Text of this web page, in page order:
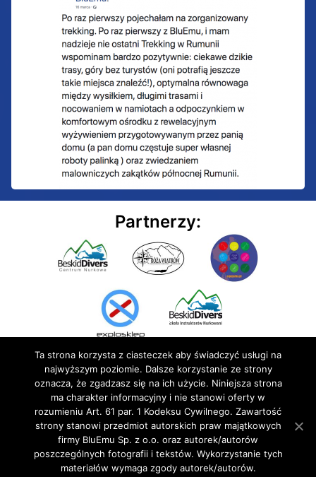
Partnerzy:
© 2020 BluEmu sp. z o.o. Wszelkie prawa zastrzeżone
Ta strona korzysta z ciasteczek aby świadczyć usługi na
najwyższym poziomie. Dalsze korzystanie ze strony
oznacza, że zgadzasz się na ich użycie. Niniejsza strona
ma charakter informacyjny i nie stanowi oferty w
rozumieniu Art. 61 par. 1 Kodeksu Cywilnego. Zawartość
strony stanowi przedmiot autorskich praw majątkowych
firmy BluEmu Sp. z o.o. oraz autorek/autorów
poszczególnych fotografii i tekstów. Wykorzystanie tych
materiałów wymaga zgody autorek/autorów.